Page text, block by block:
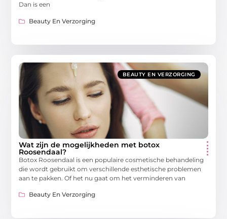
Dan is een
Beauty En Verzorging
BEAUTY EN VERZORGING
Wat zijn de mogelijkheden met botox
Roosendaal?
Botox Roosendaal is een populaire cosmetische behandeling
die wordt gebruikt om verschillende esthetische problemen
aan te pakken. Of het nu gaat om het verminderen van
Beauty En Verzorging